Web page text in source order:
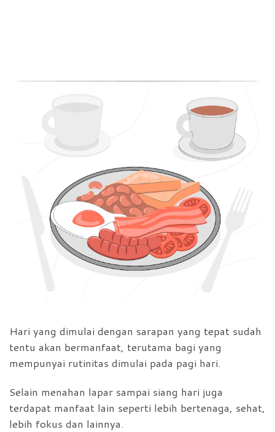
Hari yang dimulai dengan sarapan yang tepat sudah
tentu akan bermanfaat, terutama bagi yang
mempunyai rutinitas dimulai pada pagi hari.
Selain menahan lapar sampai siang hari juga
terdapat manfaat lain seperti lebih bertenaga, sehat,
lebih fokus dan lainnya.